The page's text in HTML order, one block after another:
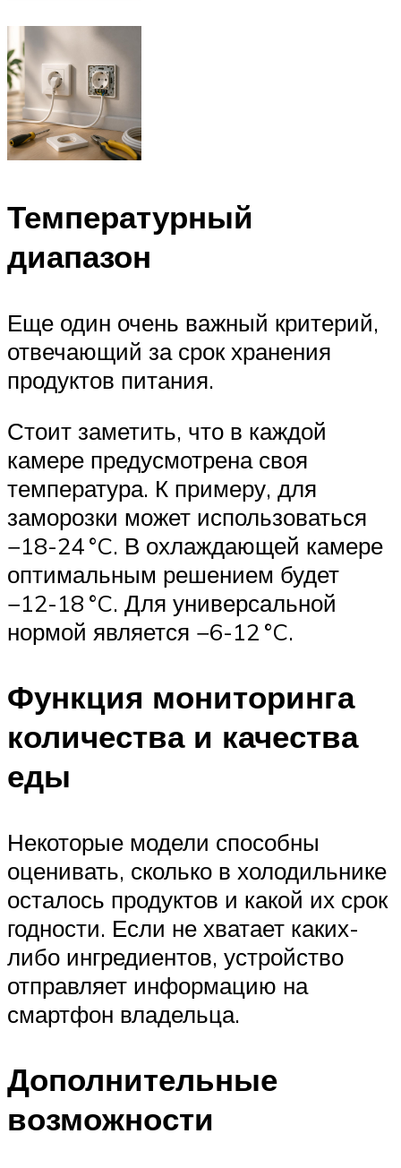
Температурный
диапазон
Еще один очень важный критерий,
отвечающий за срок хранения
продуктов питания.
Стоит заметить, что в каждой
камере предусмотрена своя
температура. К примеру, для
заморозки может использоваться
−18-24 °C. В охлаждающей камере
оптимальным решением будет
−12-18 °C. Для универсальной
нормой является −6-12 °C.
Функция мониторинга
количества и качества
еды
Некоторые модели способны
оценивать, сколько в холодильнике
осталось продуктов и какой их срок
годности. Если не хватает каких-
либо ингредиентов, устройство
отправляет информацию на
смартфон владельца.
Дополнительные
возможности